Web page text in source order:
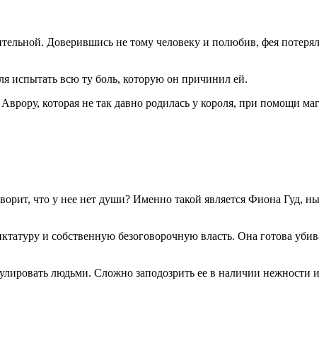
Доверившись не тому человеку и полюбив, фея
испытать всю ту боль, которую он причинил ей.
которая не так давно родилась у короля, при помощи
что у нее нет души? Именно такой является Фиона Гуд,
и собственную безоговорочную власть. Она готова
людьми. Сложно заподозрить ее в наличии нежности